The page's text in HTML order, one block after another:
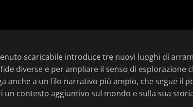
scaricabile introduce tre nuovi luoghi di
diverse e per ampliare il senso di esplorazione
anche a un filo narrativo più ampio, che segue il
contesto aggiuntivo sul mondo e sulla sua